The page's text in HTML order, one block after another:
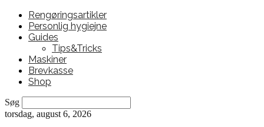
Rengøringsartikler
Personlig hygiejne
Guides
Tips&Tricks
Maskiner
Brevkasse
Shop
Søg
torsdag, august 6, 2026